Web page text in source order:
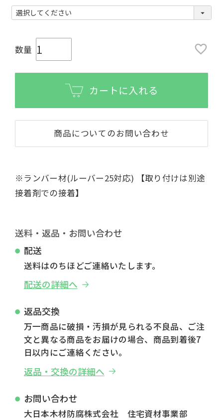
)
カートに入れる
商品についてのお問い合わせ
※ランバー材(ルーバー25対応) 【取り付けは別途
接着剤での接着】
送料・返品・お問い合わせ
配送
送料はのちほどご連絡いたします。
配送の詳細へ
返品交換
万一商品に破損・汚損が見られる不良品、ご注
文と異なる商品をお届けの場合、商品到着後7
日以内にご連絡ください。
返品・交換の詳細へ
お問い合わせ
大日本木材防腐株式会社 住宅資材事業部